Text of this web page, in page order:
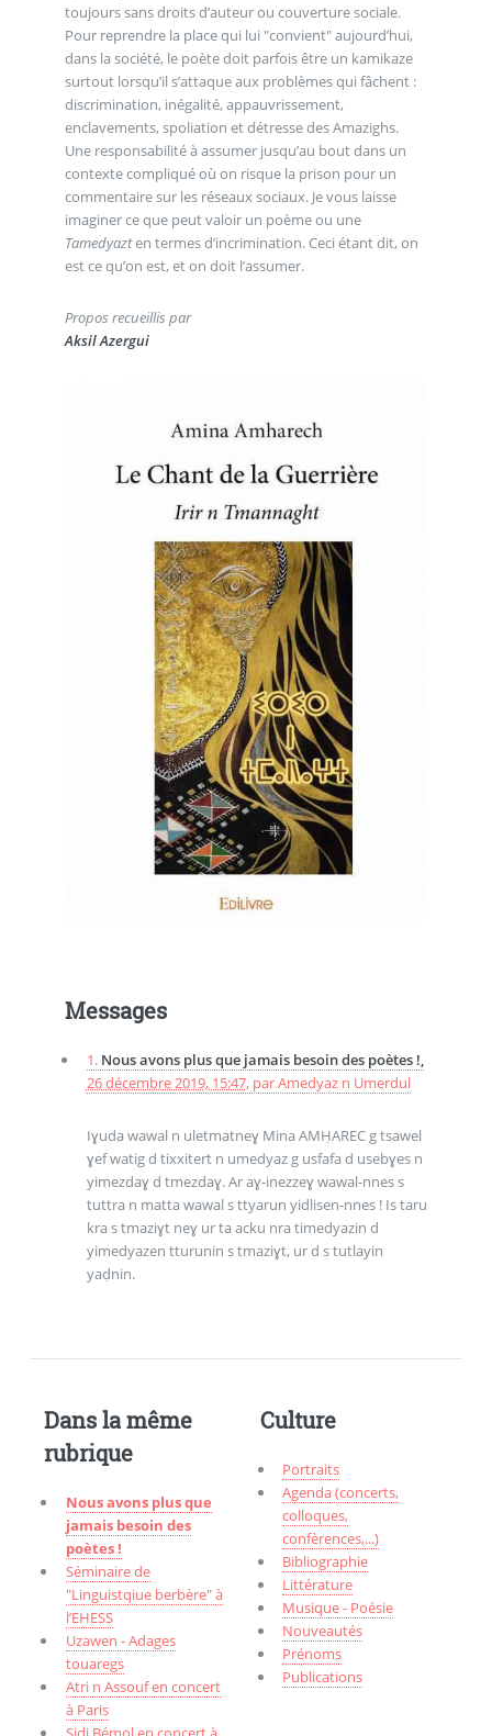
toujours sans droits d’auteur ou couverture sociale.
Pour reprendre la place qui lui "convient" aujourd’hui,
dans la société, le poète doit parfois être un kamikaze
surtout lorsqu’il s’attaque aux problèmes qui fâchent :
discrimination, inégalité, appauvrissement,
enclavements, spoliation et détresse des Amazighs.
Une responsabilité à assumer jusqu’au bout dans un
contexte compliqué où on risque la prison pour un
commentaire sur les réseaux sociaux. Je vous laisse
imaginer ce que peut valoir un poème ou une
Tamedyazten termes d’incrimination. Ceci étant dit, on
est ce qu’on est, et on doit l’assumer.
Propos recueillis par
Aksil Azergui
Messages
1. Nous avons plus que jamais besoin des poètes !,
26 décembre 2019, 15:47, parAmedyaz n Umerdul
Iɣuda wawal n uletmatneɣ Mina AMḤAREC g tsawel
ɣef watig d tixxitert n umedyaz g usfafa d usebɣes n
yimezdaɣ d tmezdaɣ. Ar aɣ-inezzeɣ wawal-nnes s
tuttra n matta wawal s ttyarun yidlisen-nnes ! Is taru
kra s tmaziɣt neɣ ur ta acku nra timedyazin d
yimedyazen tturunin s tmaziɣt, ur d s tutlayin
yaḍnin.
Dans la même
rubrique
Nous avons plus que
jamais besoin des
poètes !
Séminaire de
"Linguistqiue berbère" à
l’EHESS
Uzawen - Adages
touaregs
Atri n Assouf en concert
à Paris
Culture
Portraits
Agenda (concerts,
colloques,
confèrences,...)
Bibliographie
Littérature
Musique - Poésie
Nouveautés
Prénoms
Publications